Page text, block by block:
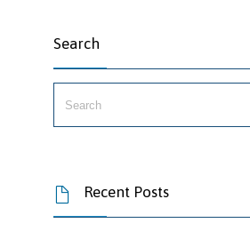
Search
 Recent Posts